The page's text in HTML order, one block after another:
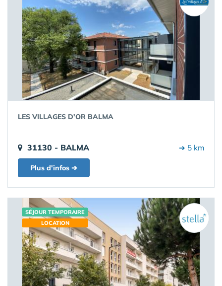
LES VILLAGES D'OR BALMA
31130 - BALMA ➔ 5 km
Plus d'infos ➔
SÉJOUR TEMPORAIRE
LOCATION